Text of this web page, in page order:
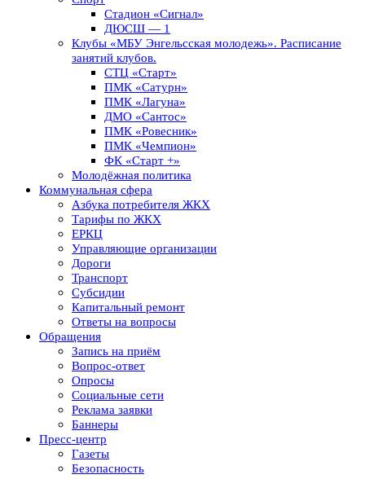
Стадион «Сигнал»
ДЮСШ — 1
Клубы «МБУ Энгельсская молодежь». Расписание
занятий клубов.
СТЦ «Старт»
ПМК «Сатурн»
ПМК «Лагуна»
ДМО «Сантос»
ПМК «Ровесник»
ПМК «Чемпион»
ФК «Старт +»
Молодёжная политика
Коммунальная сфера
Азбука потребителя ЖКХ
Тарифы по ЖКХ
ЕРКЦ
Управляющие организации
Дороги
Транспорт
Субсидии
Капитальный ремонт
Ответы на вопросы
Обращения
Запись на приём
Вопрос-ответ
Опросы
Социальные сети
Реклама заявки
Баннеры
Пресс-центр
Газеты
Безопасность